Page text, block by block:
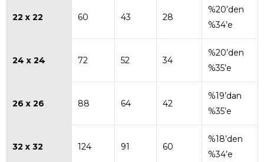
22 x 22 60 43 28
%20’den
%34’e
24 x 24 72 52 34
%20’den
%35’e
26 x 26 88 64 42
%19’dan
%35’e
32 x 32 124 91 60
%18’den
%34’e